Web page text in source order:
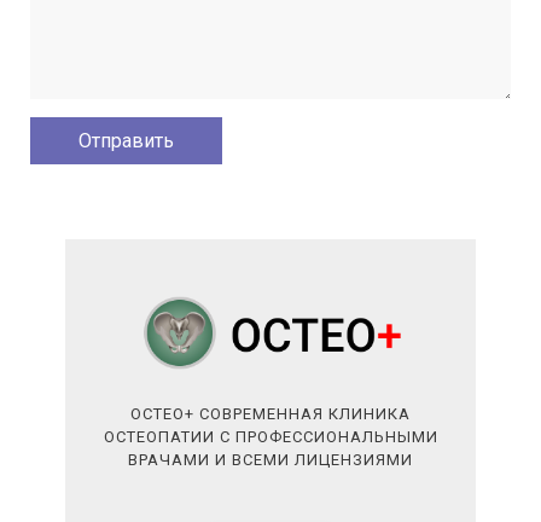
ОСТЕО+ СОВРЕМЕННАЯ КЛИНИКА
ОСТЕОПАТИИ С ПРОФЕССИОНАЛЬНЫМИ
ВРАЧАМИ И ВСЕМИ ЛИЦЕНЗИЯМИ